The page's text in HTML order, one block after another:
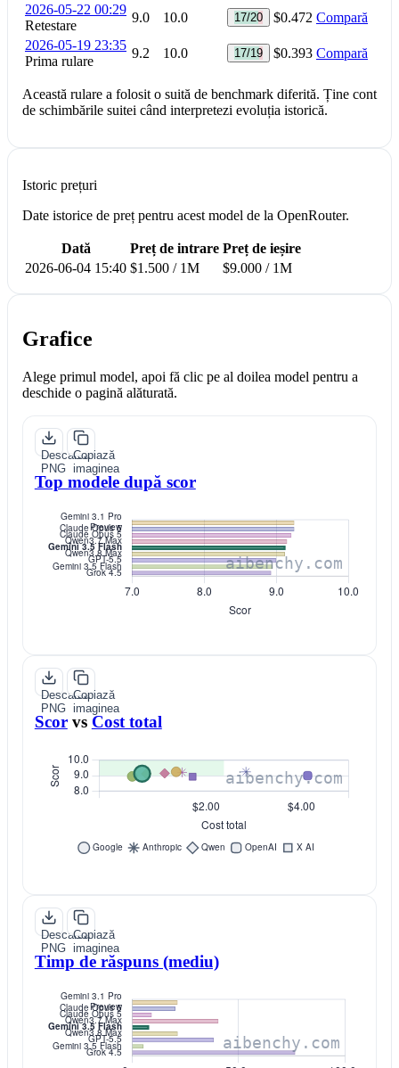
2026-05-22 00:29
Retestare
9.0 10.0 17/20 $0.472 Compară
2026-05-19 23:35
Prima rulare
9.2 10.0 17/19 $0.393 Compară
Această rulare a folosit o suită de benchmark diferită. Ține cont
de schimbările suitei când interpretezi evoluția istorică.
Istoric prețuri
Date istorice de preț pentru acest model de la OpenRouter.
Dată Preț de intrare Preț de ieșire
2026-06-04 15:40 $1.500 / 1M $9.000 / 1M
Grafice
Alege primul model, apoi fă clic pe al doilea model pentru a
deschide o pagină alăturată.
Descarcă
PNG
Copiază
imaginea
Top modele după scor
Descarcă
PNG
Copiază
imaginea
Scor vs Cost total
Descarcă
PNG
Copiază
imaginea
Timp de răspuns (mediu)